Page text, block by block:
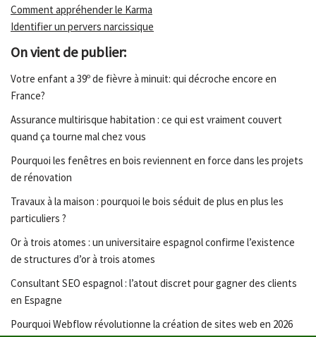
Comment appréhender le Karma
Identifier un pervers narcissique
On vient de publier:
Votre enfant a 39º de fièvre à minuit: qui décroche encore en
France?
Assurance multirisque habitation : ce qui est vraiment couvert
quand ça tourne mal chez vous
Pourquoi les fenêtres en bois reviennent en force dans les projets
de rénovation
Travaux à la maison : pourquoi le bois séduit de plus en plus les
particuliers ?
Or à trois atomes : un universitaire espagnol confirme l’existence
de structures d’or à trois atomes
Consultant SEO espagnol : l’atout discret pour gagner des clients
en Espagne
Pourquoi Webflow révolutionne la création de sites web en 2026